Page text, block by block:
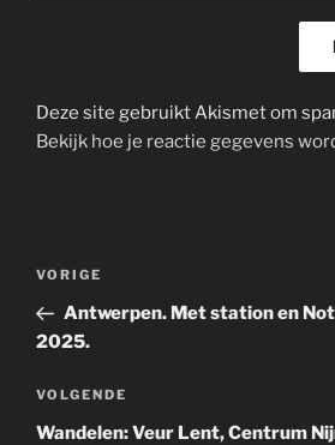
Deze site gebruikt Akismet om
Bekijk hoe je reactie gegevens
Bericht
Vorig
bericht
VORIGE
Antwerpen. Met station en
2025.
Volgend
bericht
VOLGENDE
Wandelen: Veur Lent, Centrum